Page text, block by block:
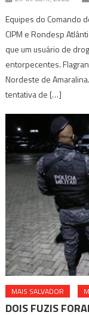
Equipes do Comando
CIPM e Rondesp
que um usuário de
entorpecentes.
Nordeste de
tentativa de […]
MAIS SALVADOR
DOIS FUZIS